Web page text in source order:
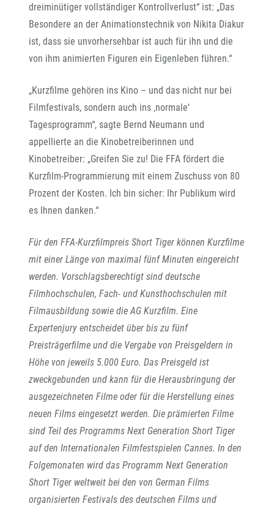
dreiminütiger vollständiger Kontrollverlust“ ist: „Das
Besondere an der Animationstechnik von Nikita Diakur
ist, dass sie unvorhersehbar ist auch für ihn und die
von ihm animierten Figuren ein Eigenleben führen.“
„Kurzfilme gehören ins Kino – und das nicht nur bei
Filmfestivals, sondern auch ins ‚normale‘
Tagesprogramm“, sagte Bernd Neumann und
appellierte an die Kinobetreiberinnen und
Kinobetreiber: „Greifen Sie zu! Die FFA fördert die
Kurzfilm-Programmierung mit einem Zuschuss von 80
Prozent der Kosten. Ich bin sicher: Ihr Publikum wird
es Ihnen danken.“
Für den FFA-Kurzfilmpreis Short Tiger können Kurzfilme
mit einer Länge von maximal fünf Minuten eingereicht
werden. Vorschlagsberechtigt sind deutsche
Filmhochschulen, Fach- und Kunsthochschulen mit
Filmausbildung sowie die AG Kurzfilm. Eine
Expertenjury entscheidet über bis zu fünf
Preisträgerfilme und die Vergabe von Preisgeldern in
Höhe von jeweils 5.000 Euro. Das Preisgeld ist
zweckgebunden und kann für die Herausbringung der
ausgezeichneten Filme oder für die Herstellung eines
neuen Films eingesetzt werden. Die prämierten Filme
sind Teil des Programms Next Generation Short Tiger
auf den Internationalen Filmfestspielen Cannes. In den
Folgemonaten wird das Programm Next Generation
Short Tiger weltweit bei den von German Films
organisierten Festivals des deutschen Films und